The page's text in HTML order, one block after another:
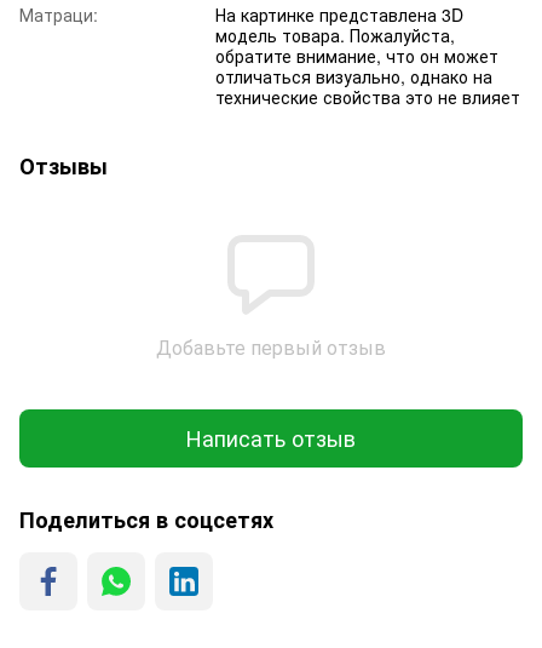
Матраци:
На картинке представлена 3D
модель товара. Пожалуйста,
обратите внимание, что он может
отличаться визуально, однако на
технические свойства это не влияет
Отзывы
Добавьте первый отзыв
Написать отзыв
Поделиться в соцсетях